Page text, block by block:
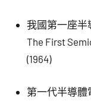
我國第一座半
The First
(1964)
第一代半導體